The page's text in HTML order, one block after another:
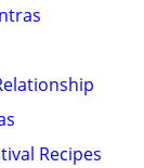
Recipes